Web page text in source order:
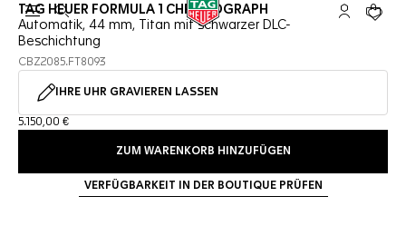
Suche öffnen My TAG
Ihr
TAG HEUER FORMULA 1 CHRONOGRAPH
Automatik, 44 mm, Titan mit schwarzer DLC-
Beschichtung
CBZ2085.FT8093
IHRE UHR GRAVIEREN LASSEN
5.150,00 €
ZUM WARENKORB HINZUFÜGEN
VERFÜGBARKEIT IN DER BOUTIQUE PRÜFEN